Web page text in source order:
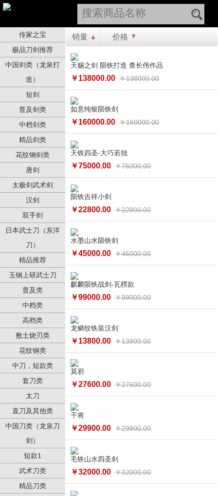
传家之宝
极品刀剑推荐
中国剑类（龙泉打
造）
短剑
普及剑类
中档剑类
精品剑类
花纹钢剑类
唐剑
太极剑武术剑
汉剑
双手剑
日本武士刀（东洋
刀）
精品推荐
玉钢上研武士刀
普及类
中档类
高档类
敷土烧刃类
花纹钢类
中刀，短款类
套刀类
太刀
直刀及其他类
中国刀类（龙泉刀
剑）
短款1
武术刀类
精品刀类
销量 价格
天赐之剑 陨铁打造 查长伟作品
￥138000.00 ￥138000.00
如意纯银陨铁剑
￥160000.00 ￥160000.00
天铁四圣-大巧若拙
￥75000.00 ￥75000.00
陨铁吉祥小剑
￥22800.00 ￥22800.00
水墨山水陨铁剑
￥45000.00 ￥45000.00
麒麟陨铁战剑-瓦楞款
￥99000.00 ￥99000.00
龙鳞纹铁装汉剑
￥13800.00 ￥13800.00
莫邪
￥27600.00 ￥27600.00
干将
￥29900.00 ￥29900.00
毛铁山水四圣剑
￥32000.00 ￥32000.00